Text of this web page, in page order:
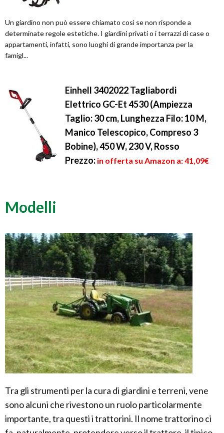
Un giardino non può essere chiamato così se non risponde a
determinate regole estetiche. I giardini privati o i terrazzi di case o
appartamenti, infatti, sono luoghi di grande importanza per la
famigl...
Einhell 3402022 Tagliabordi
Elettrico GC-Et 4530 (Ampiezza
Taglio: 30 cm, Lunghezza Filo: 10 M,
Manico Telescopico, Compreso 3
Bobine), 450 W, 230 V, Rosso
Prezzo: in offerta su Amazon a: 41,09€
Modelli
Tra gli strumenti per la cura di giardini e terreni, vene
sono alcuni che rivestono un ruolo particolarmente
importante, tra questi i trattorini. Il nome trattorino ci